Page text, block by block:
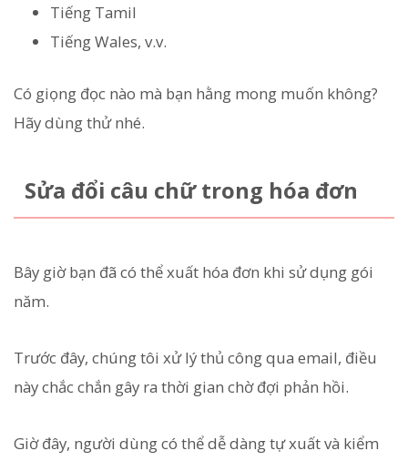
Tiếng Tamil
Tiếng Wales, v.v.
Có giọng đọc nào mà bạn hằng mong muốn không?
Hãy dùng thử nhé.
Sửa đổi câu chữ trong hóa đơn
Bây giờ bạn đã có thể xuất hóa đơn khi sử dụng gói
năm.
Trước đây, chúng tôi xử lý thủ công qua email, điều
này chắc chắn gây ra thời gian chờ đợi phản hồi.
Giờ đây, người dùng có thể dễ dàng tự xuất và kiểm